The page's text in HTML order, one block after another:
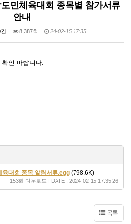
민체육대회 종목별 참가서류
안내
8,387회 24-02-15 17:35
인 바랍니다.
대회 종목 알림서류.egg (798.6K)
153회 다운로드 | DATE : 2024-02-15 17:35:26
목록